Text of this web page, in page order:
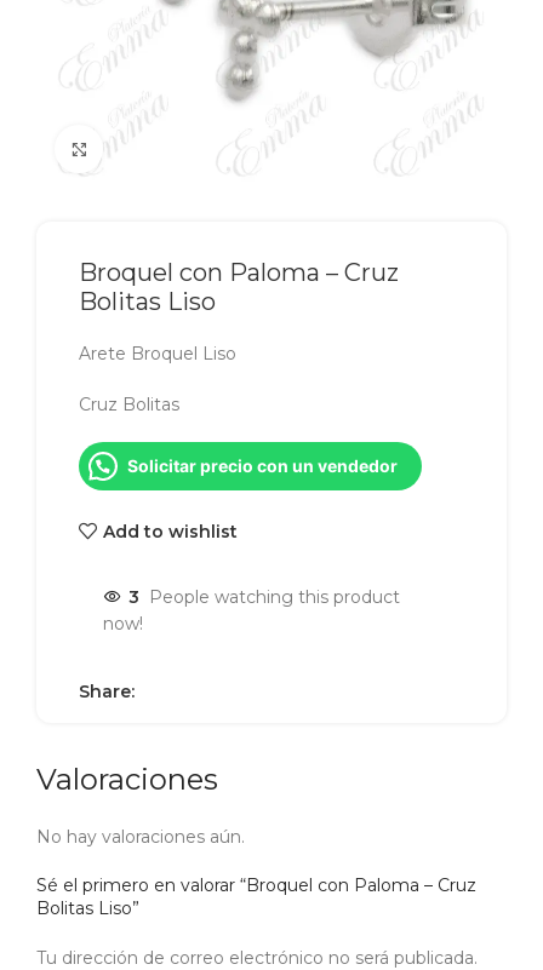
Click to enlarge
Broquel con Paloma – Cruz
Bolitas Liso
Arete Broquel Liso
Cruz Bolitas
Solicitar precio con un vendedor
Add to wishlist
3
People watching this product
now!
Share:
Valoraciones
No hay valoraciones aún.
Sé el primero en valorar “Broquel con Paloma – Cruz
Bolitas Liso”
Tu dirección de correo electrónico no será publicada.